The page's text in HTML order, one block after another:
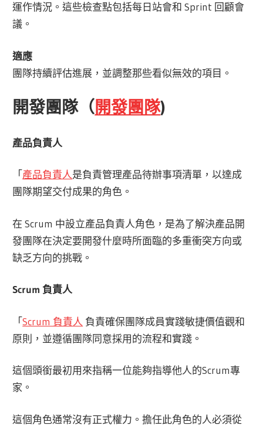
運作情況。這些檢查點包括每日站會和 Sprint 回顧會
議。
適應
團隊持續評估進展，並調整那些看似無效的項目。
開發團隊（開發團隊)
產品負責人
「產品負責人是負責管理產品待辦事項清單，以達成
團隊期望交付成果的角色。
在 Scrum 中設立產品負責人角色，是為了解決產品開
發團隊在決定要開發什麼時所面臨的多重衝突方向或
缺乏方向的挑戰。
Scrum 負責人
「Scrum 負責人 負責確保團隊成員實踐敏捷價值觀和
原則，並遵循團隊同意採用的流程和實踐。
這個頭銜最初用來指稱一位能夠指導他人的Scrum專
家。
這個角色通常沒有正式權力。擔任此角色的人必須從